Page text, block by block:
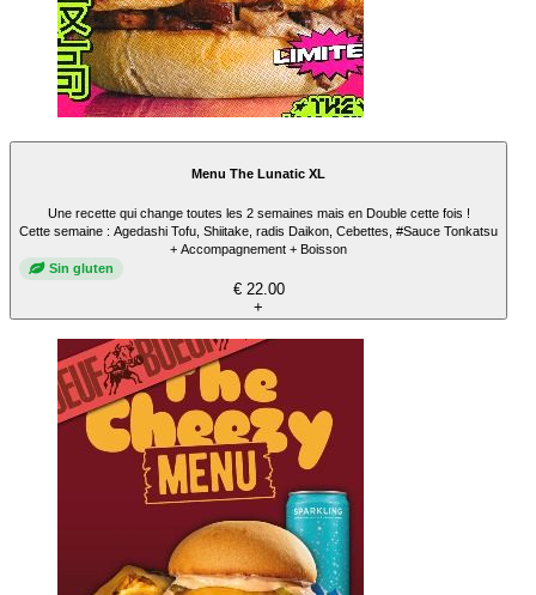
Menu The Lunatic XL
Une recette qui change toutes les 2 semaines mais en Double cette fois !
Cette semaine : Agedashi Tofu, Shiitake, radis Daikon, Cebettes, #Sauce Tonkatsu
+ Accompagnement + Boisson
Sin gluten
€ 22.00
+